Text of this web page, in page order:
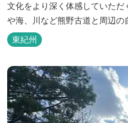
文化をより深く体感していた
や海、川など熊野古道と周辺の
の歴史や文化講座・講演会など
１３５㎜角無垢材のみで建築し
東紀州